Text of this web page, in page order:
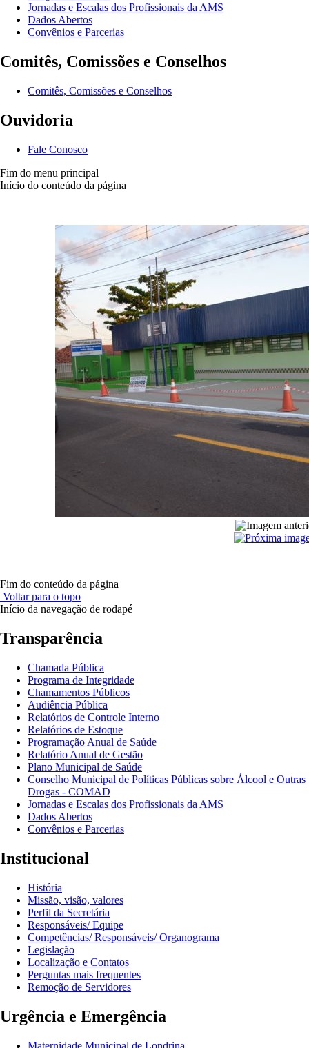
Jornadas e Escalas dos Profissionais da AMS
Dados Abertos
Convênios e Parcerias
Comitês, Comissões e Conselhos
Comitês, Comissões e Conselhos
Ouvidoria
Fale Conosco
Fim do menu principal
Início do conteúdo da página
Fim do conteúdo da página
Voltar para o topo
Início da navegação de rodapé
Transparência
Chamada Pública
Programa de Integridade
Chamamentos Públicos
Audiência Pública
Relatórios de Controle Interno
Relatórios de Estoque
Programação Anual de Saúde
Relatório Anual de Gestão
Plano Municipal de Saúde
Conselho Municipal de Políticas Públicas sobre Álcool e Outras
Drogas - COMAD
Jornadas e Escalas dos Profissionais da AMS
Dados Abertos
Convênios e Parcerias
Institucional
História
Missão, visão, valores
Perfil da Secretária
Responsáveis/ Equipe
Competências/ Responsáveis/ Organograma
Legislação
Localização e Contatos
Perguntas mais frequentes
Remoção de Servidores
Urgência e Emergência
Maternidade Municipal de Londrina